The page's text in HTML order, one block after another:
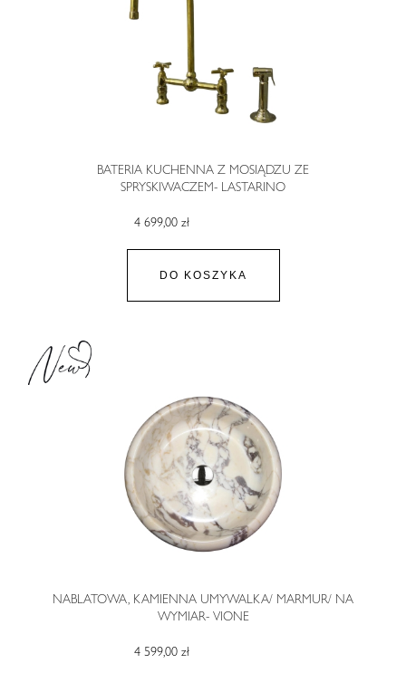
BATERIA KUCHENNA Z MOSIĄDZU ZE
SPRYSKIWACZEM- LASTARINO
4 699,00 zł
DO KOSZYKA
NABLATOWA, KAMIENNA UMYWALKA/ MARMUR/ NA
WYMIAR- VIONE
4 599,00 zł